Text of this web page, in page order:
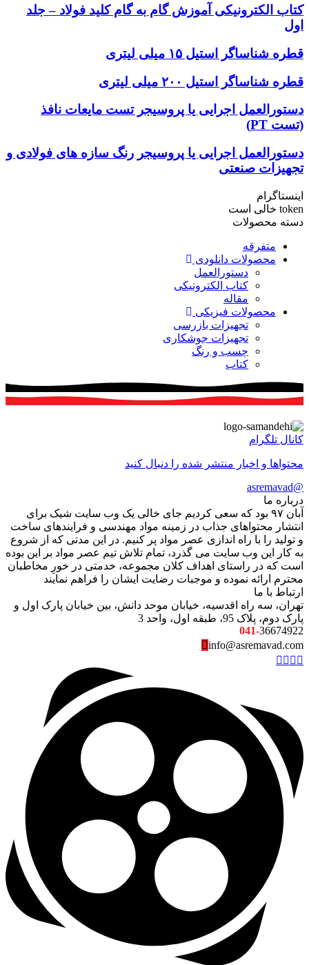
کتاب الکترونیکی آموزش گام به گام کلید فولاد – جلد
اول
قطره شناساگر استیل ۱۵ میلی لیتری
قطره شناساگر استیل ۲۰۰ میلی لیتری
دستورالعمل اجرایی یا پروسیجر تست مایعات نافذ
(تست PT)
دستورالعمل اجرایی یا پروسیجر رنگ سازه های فولادی و
تجهیزات صنعتی
اینستاگرام
token خالی است
دسته محصولات
متفرقه
محصولات دانلودی
دستورالعمل
کتاب الکترونیکی
مقاله
محصولات فیزیکی
تجهیزات بازرسی
تجهیزات جوشکاری
چسب و رنگ
کتاب
کانال تلگرام
محتواها و اخبار منتشر شده را دنبال کنید
@asremavad
درباره ما
آبان ۹۷ بود که سعی کردیم جای خالی یک وب سایت شیک برای
انتشار محتواهای جذاب در زمینه مواد مهندسی و فرایندهای ساخت
و تولید را با راه اندازی عصر مواد پر کنیم. در این مدتی که از شروع
به کار این وب سایت می گذرد، تمام تلاش تیم عصر مواد بر این بوده
است که در راستای اهداف کلان مجموعه، خدمتی در خورِ مخاطبان
محترم ارائه نموده و موجبات رضایت ایشان را فراهم نمایند
ارتباط با ما
تهران، سه راه اقدسیه، خیابان موحد دانش، بین خیابان پارک اول و
پارک دوم، پلاک 95، طبقه اول، واحد 3
041-36674922
info@asremavad.com